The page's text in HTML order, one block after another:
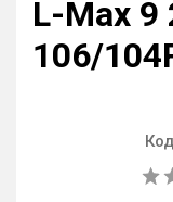
L-Max 9
106/